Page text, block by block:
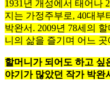
1931년 개성에서 태어나
지는 가정주부로, 40대부
박완서. 2009년 78세의
니의 삶을 즐기며 어느
할머니가 되어도 하고 싶
야기가 많았던 작가 박완